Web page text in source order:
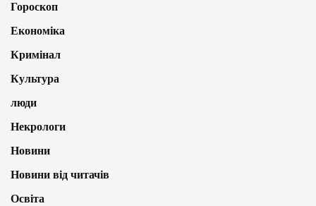
Гороскоп
Економіка
Кримінал
Культура
люди
Некрологи
Новини
Новини від читачів
Освіта